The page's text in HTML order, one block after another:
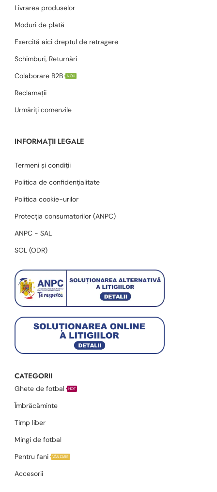
Livrarea produselor
Moduri de plată
Exercită aici dreptul de retragere
Schimburi, Returnări
Colaborare B2B
NOU
Reclamații
Urmăriți comenzile
INFORMAȚII LEGALE
Termeni și condiții
Politica de confidențialitate
Politica cookie-urilor
Protecția consumatorilor (ANPC)
ANPC - SAL
SOL (ODR)
CATEGORII
Ghete de fotbal HOT
Îmbrăcăminte
Timp liber
Mingi de fotbal
Pentru fani
VÂNZARE
Accesorii